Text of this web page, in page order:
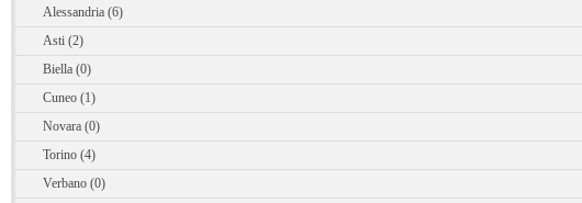
Alessandria (6)
Asti (2)
Biella (0)
Cuneo (1)
Novara (0)
Torino (4)
Verbano (0)